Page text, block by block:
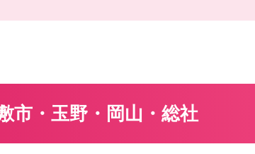
市・玉野・岡山・総社